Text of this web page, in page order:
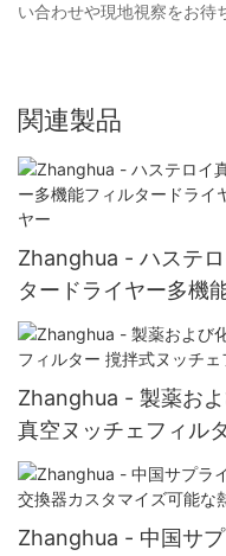
い合わせや現地視察をお待
関連製品
Zhanghua - ハステ
タードライヤー多機
ッチェ式フィルター
Zhanghua - 製薬お
真空ヌッチェフィル
ー
Zhanghua - 中国サ